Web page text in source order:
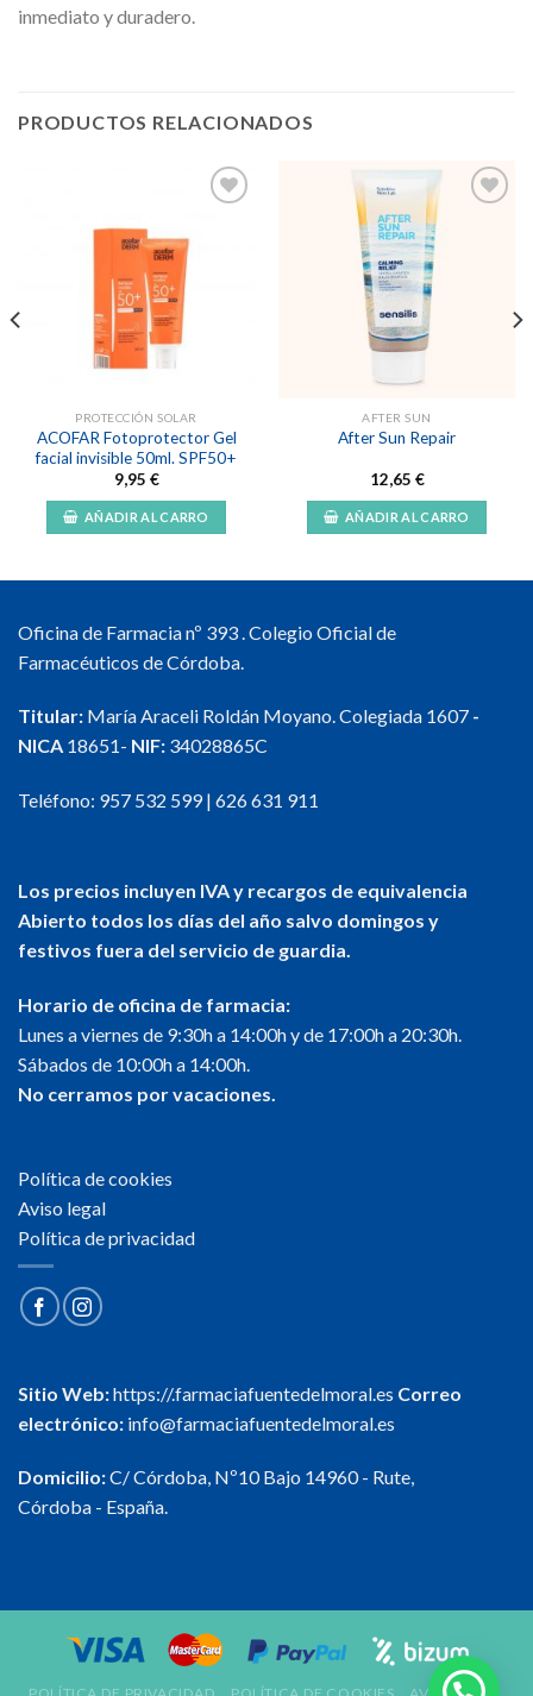
inmediato y duradero.
PRODUCTOS RELACIONADOS
PROTECCIÓN SOLAR
ACOFAR Fotoprotector Gel
facial invisible 50ml. SPF50+
9,95 €
AÑADIR AL CARRO
AFTER SUN
After Sun Repair
12,65 €
AÑADIR AL CARRO
Oficina de Farmacia nº 393 . Colegio Oficial de
Farmacéuticos de Córdoba.
Titular: María Araceli Roldán Moyano. Colegiada 1607 -
NICA 18651- NIF: 34028865C
Teléfono: 957 532 599| 626 631 911
Los precios incluyen IVA y recargos de equivalencia
Abierto todos los días del año salvo domingos y
festivos fuera del servicio de guardia.
Horario de oficina de farmacia:
Lunes a viernes de 9:30h a 14:00h y de 17:00h a 20:30h.
Sábados de 10:00h a 14:00h.
No cerramos por vacaciones.
Política de cookies
Aviso legal
Política de privacidad
Sitio Web:https://.farmaciafuentedelmoral.es Correo
electrónico: info@farmaciafuentedelmoral.es
Domicilio:C/ Córdoba, Nº10 Bajo 14960 - Rute,
Córdoba - España.